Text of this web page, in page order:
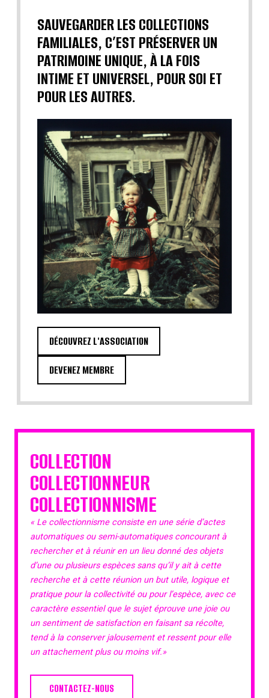
SAUVEGARDER LES COLLECTIONS
FAMILIALES, C’EST PRÉSERVER UN
PATRIMOINE UNIQUE, À LA FOIS
INTIME ET UNIVERSEL, POUR SOI ET
POUR LES AUTRES.
DÉCOUVREZ L'ASSOCIATION
DEVENEZ MEMBRE
COLLECTION
COLLECTIONNEUR
COLLECTIONNISME
« Le collectionnisme consiste en une série d’actes
automatiques ou semi-automatiques concourant à
rechercher et à réunir en un lieu donné des objets
d’une ou plusieurs espèces sans qu’il y ait à cette
recherche et à cette réunion un but utile, logique et
pratique pour la collectivité ou pour l’espèce, avec ce
caractère essentiel que le sujet éprouve une joie ou
un sentiment de satisfaction en faisant sa récolte,
tend à la conserver jalousement et ressent pour elle
un attachement plus ou moins vif.»
CONTACTEZ-NOUS